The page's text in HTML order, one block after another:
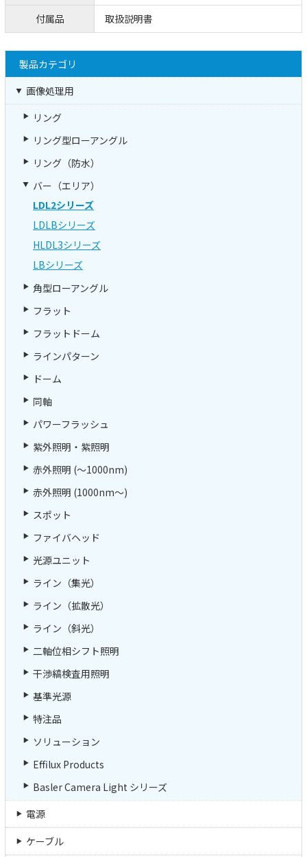
付属品
取扱説明書
製品カテゴリ
画像処理用
リング
リング型ローアングル
リング（防水）
バー（エリア）
LDL2シリーズ
LDLBシリーズ
HLDL3シリーズ
LBシリーズ
角型ローアングル
フラット
フラットドーム
ラインパターン
ドーム
同軸
パワーフラッシュ
紫外照明・紫照明
赤外照明 (～1000nm)
赤外照明 (1000nm～)
スポット
ファイバヘッド
光源ユニット
ライン（集光）
ライン（拡散光）
ライン（斜光）
二軸位相シフト照明
干渉縞検査用照明
基準光源
特注品
ソリューション
Effilux Products
Basler Camera Light シリーズ
電源
ケーブル